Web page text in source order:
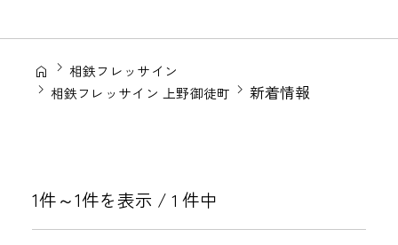
相鉄フレッサイン
相鉄フレッサイン 上野御徒町
新着情報
1件～1件を表示 / 1 件中